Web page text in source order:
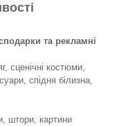
та рекламні
сценічні костюми,
спідня білизна,
штори, картини